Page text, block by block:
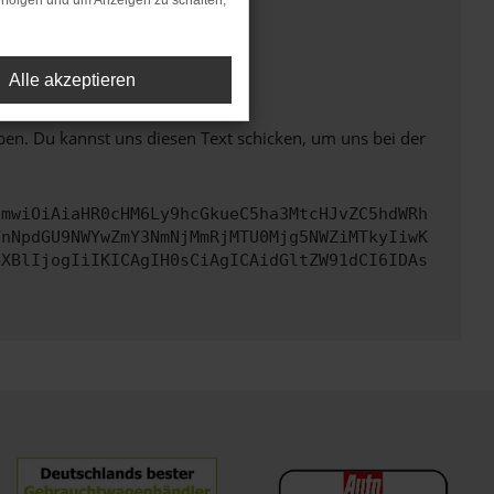
unterstützt werden.
Du kannst uns diesen Text schicken, um uns bei der
Alle akzeptieren